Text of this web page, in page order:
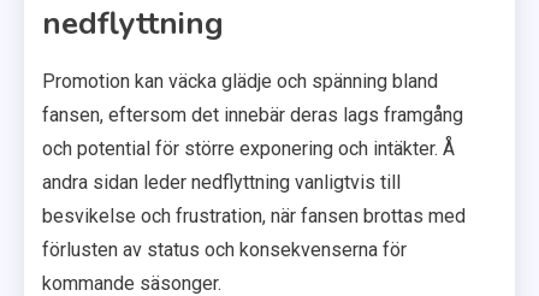
nedflyttning
Promotion kan väcka glädje och spänning bland
fansen, eftersom det innebär deras lags framgång
och potential för större exponering och intäkter. Å
andra sidan leder nedflyttning vanligtvis till
besvikelse och frustration, när fansen brottas med
förlusten av status och konsekvenserna för
kommande säsonger.